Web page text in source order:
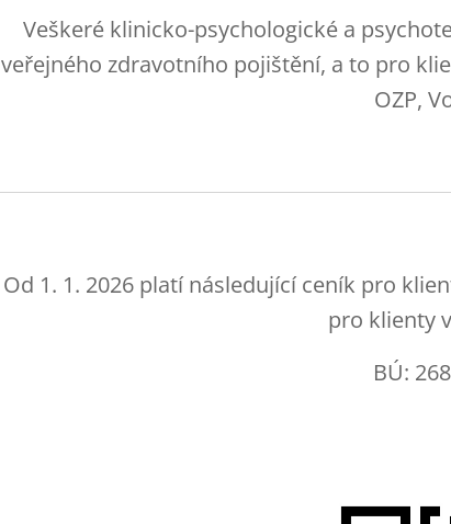
Veškeré klinicko-psychologické a
veřejného zdravotního pojištění, a to pro
OZP,
Od 1. 1. 2026 platí následující ceník pro
pro klienty
BÚ: